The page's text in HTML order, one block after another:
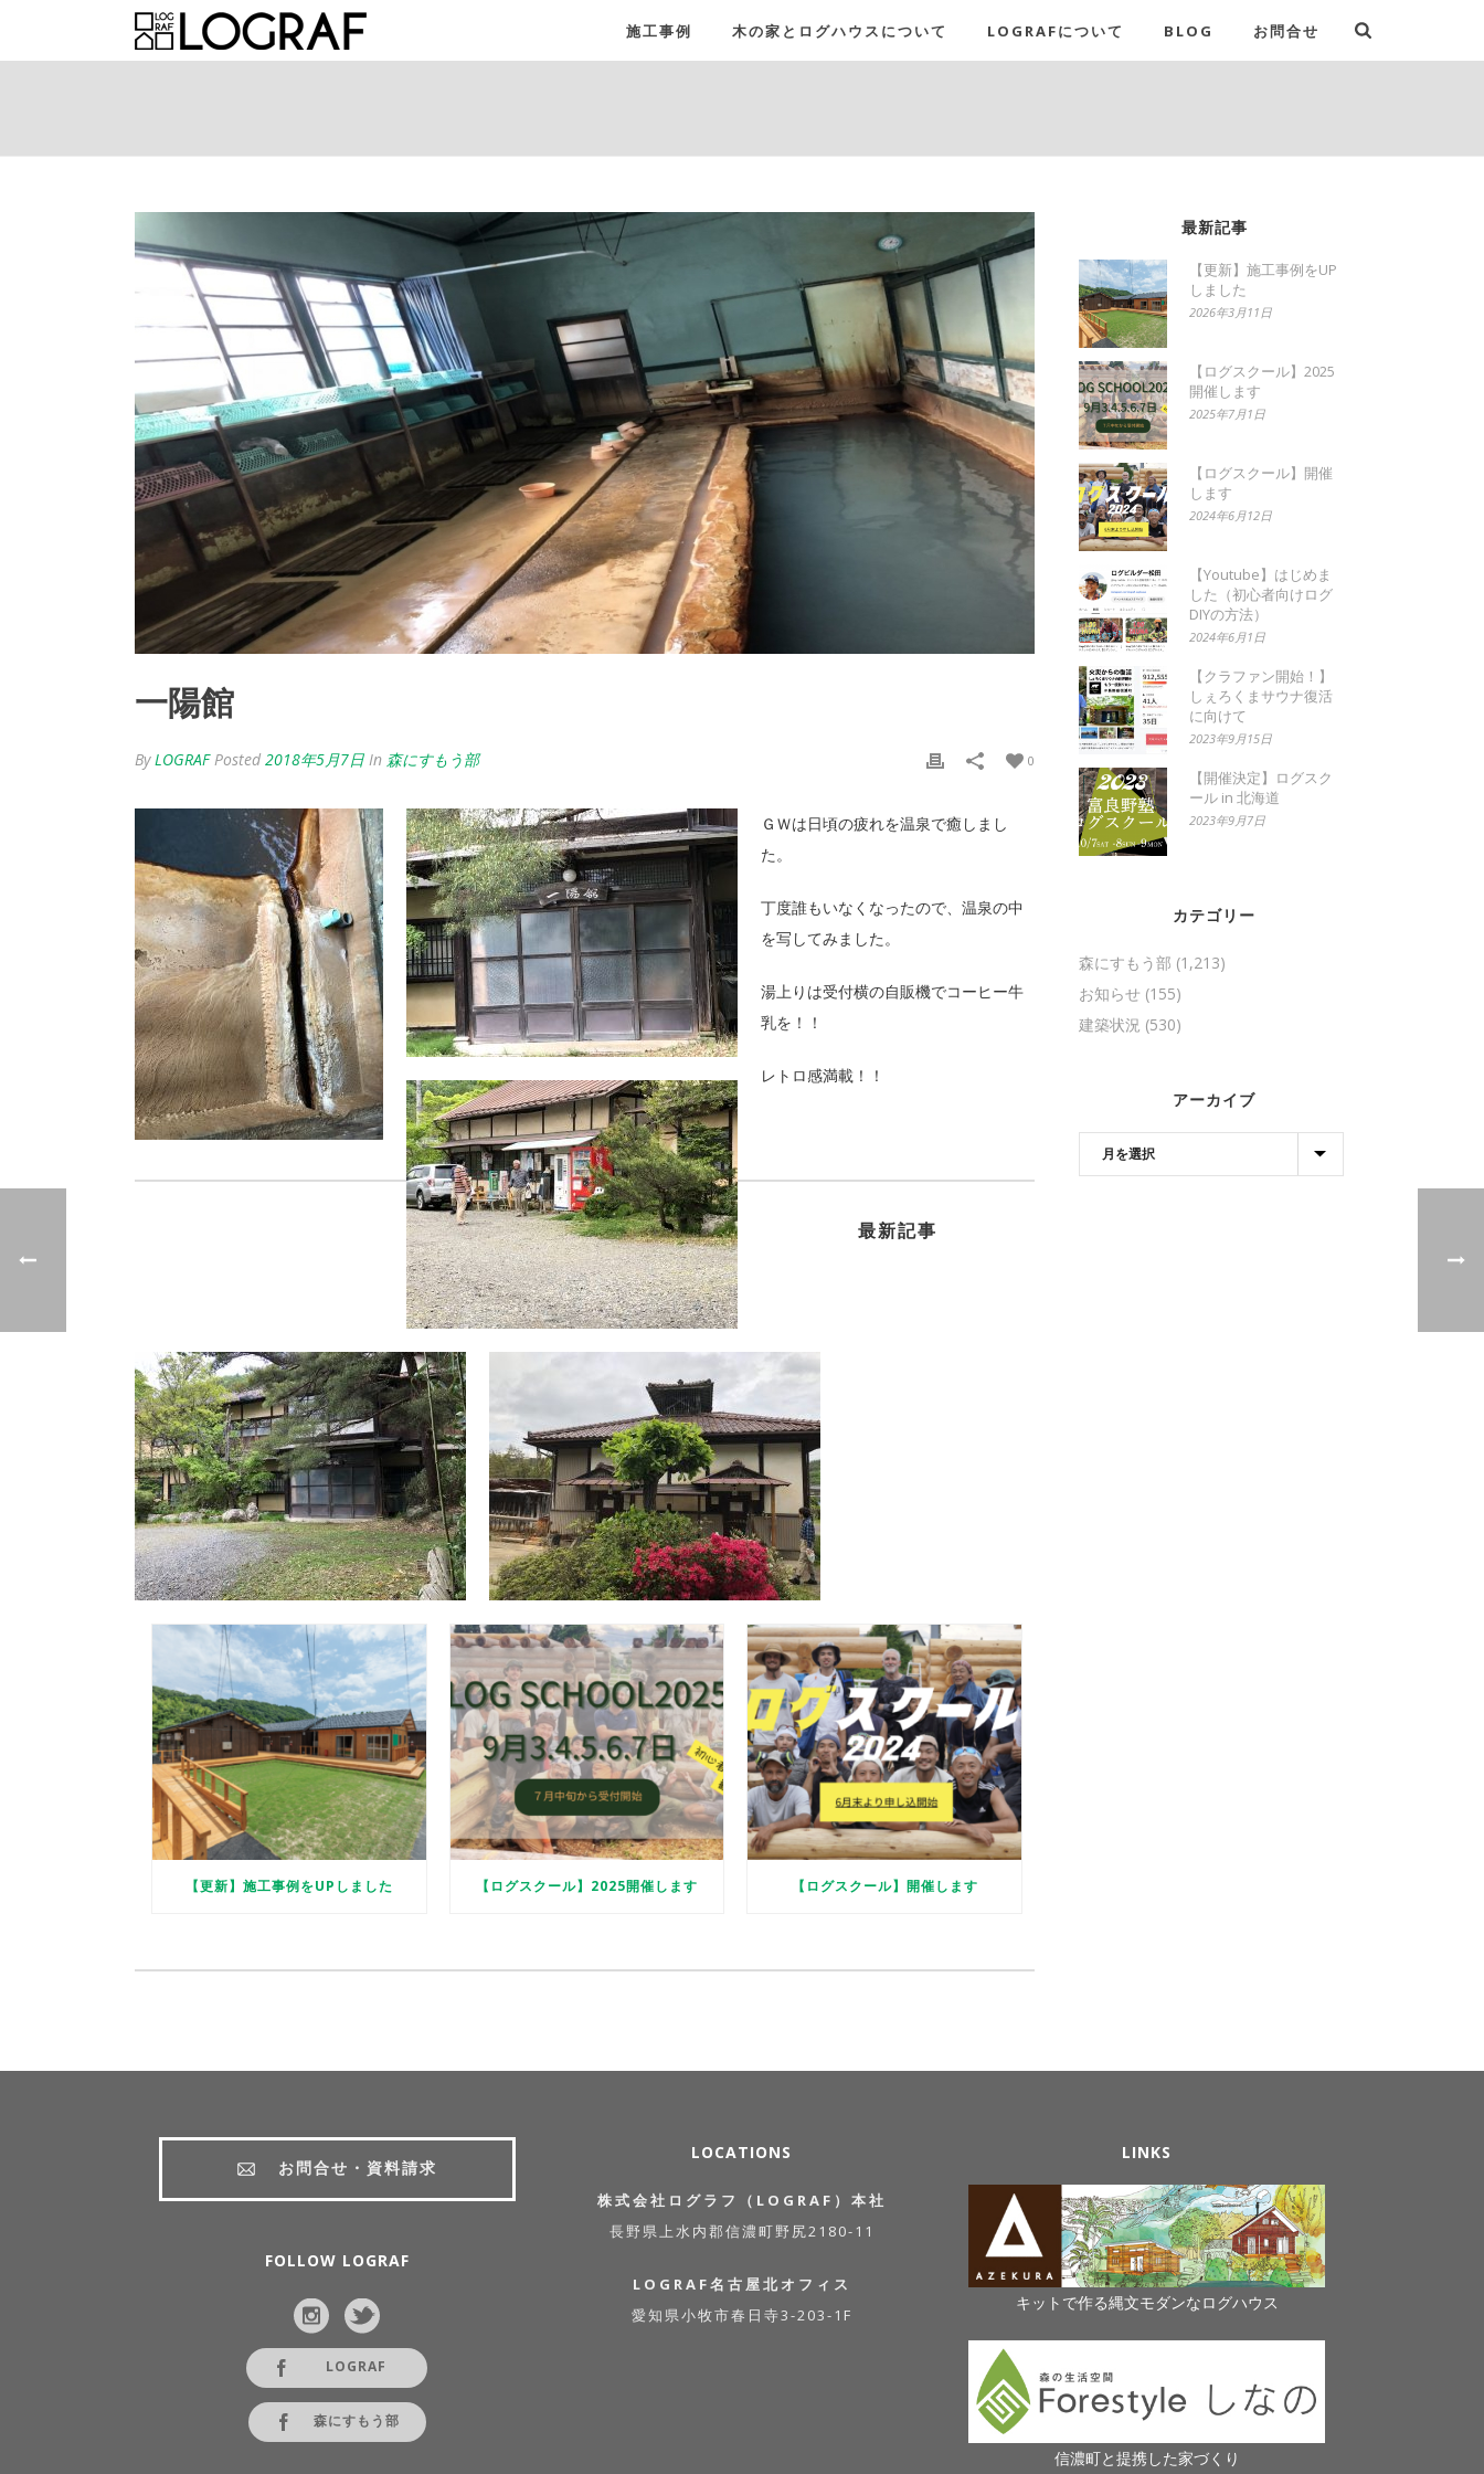
施工事例 木の家とログハウスについて LOGRAFについて BLOG お問合せ
一陽館
ByLOGRAF Posted 2018年5月7日 In 森にすもう部 0
ＧＷは日頃の疲れを温泉で癒しまし
た。
丁度誰もいなくなったので、温泉の中
を写してみました。
湯上りは受付横の自販機でコーヒー牛
乳を！！
レトロ感満載！！
最新記事
【更新】施工事例をUPしました 【ログスクール】2025開催します 【ログスクール】開催します
最新記事
【更新】施工事例をUP
しました
2026年3月11日
【ログスクール】2025
開催します
2025年7月1日
【ログスクール】開催
します
2024年6月12日
【Youtube】はじめま
した（初心者向けログ
DIYの方法）
2024年6月1日
【クラファン開始！】
しぇろくまサウナ復活
に向けて
2023年9月15日
【開催決定】ログスク
ール in 北海道
2023年9月7日
カテゴリー
森にすもう部 (1,213)
お知らせ (155)
建築状況 (530)
アーカイブ
お問合せ・資料請求
FOLLOW LOGRAF
LOGRAF
森にすもう部
LOCATIONS
株式会社ログラフ（LOGRAF）本社
長野県上水内郡信濃町野尻2180-11
LOGRAF名古屋北オフィス
愛知県小牧市春日寺3-203-1F
LINKS
キットで作る縄文モダンなログハウス
信濃町と提携した家づくり